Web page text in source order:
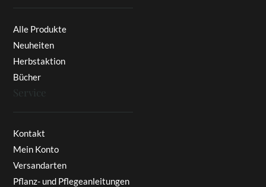
Alle Produkte
Neuheiten
Herbstaktion
Bücher
Service
Kontakt
Mein Konto
Versandarten
Pflanz- und Pflegeanleitungen